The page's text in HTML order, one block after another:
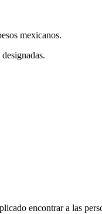
mexicanos.
encontrar a las